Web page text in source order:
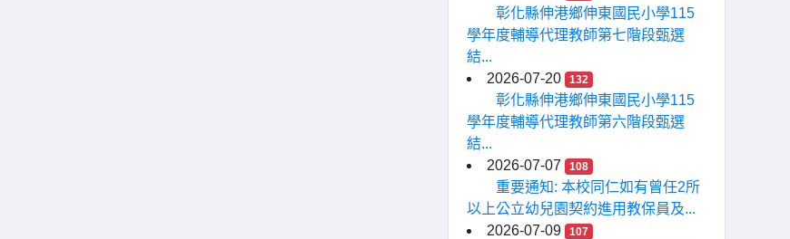
彰化縣伸港鄉伸東國民小學115
學年度輔導代理教師第七階段甄選
結...
2026-07-20
132
彰化縣伸港鄉伸東國民小學115
學年度輔導代理教師第六階段甄選
結...
2026-07-07
108
重要通知: 本校同仁如有曾任2所
以上公立幼兒園契約進用教保員及...
2026-07-09
107